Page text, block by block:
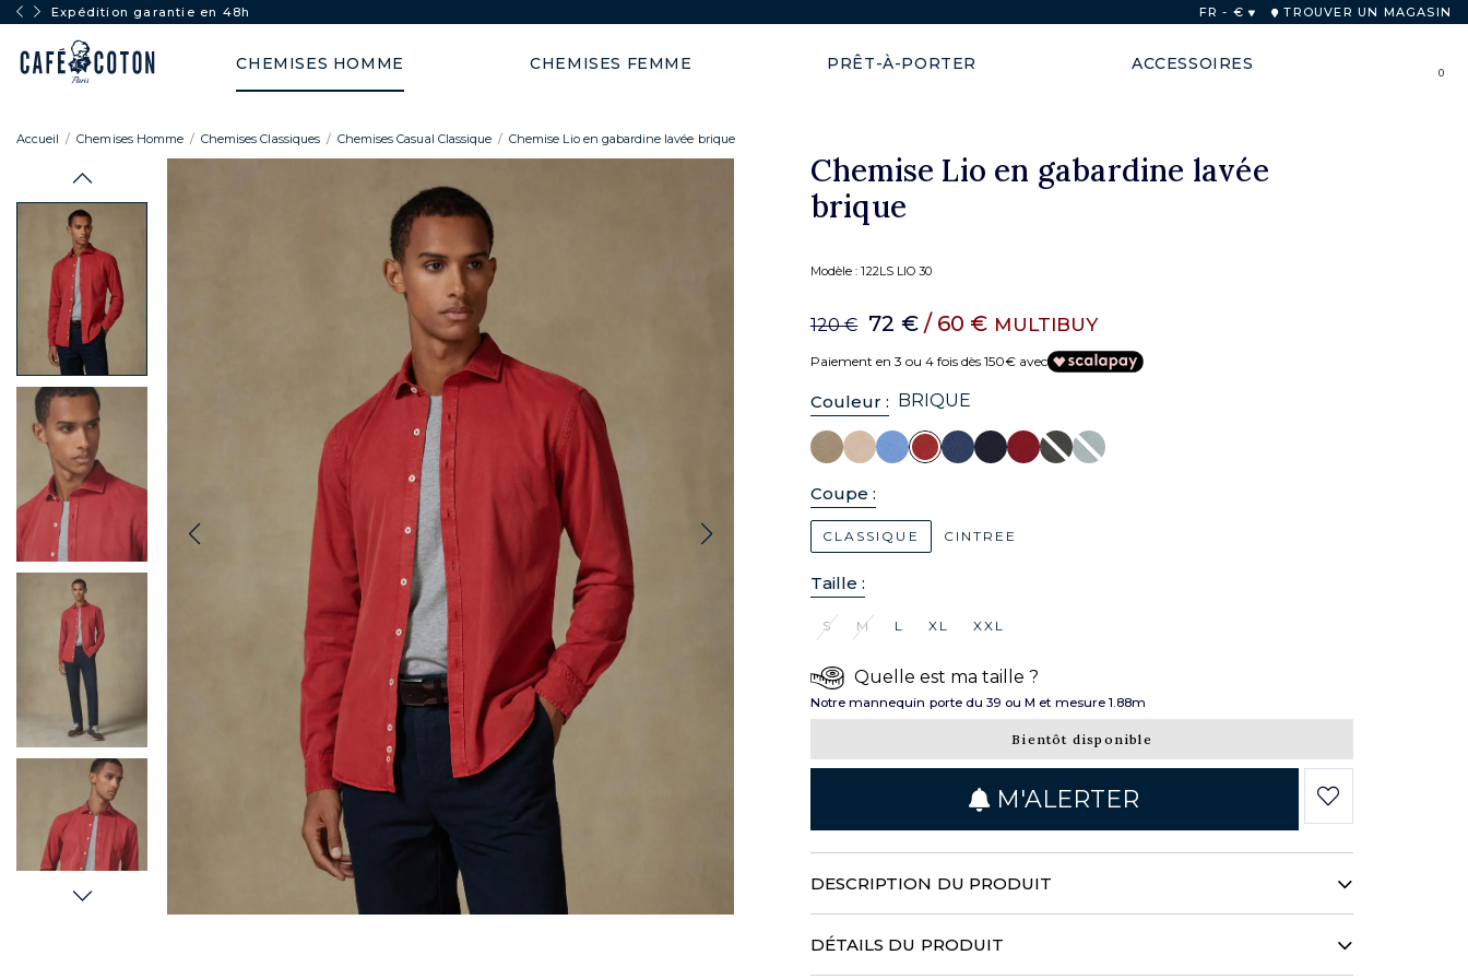
Livraison offerte dans l'UE dès 250€ d'achat FR - € TROUVER UN MAGASIN
CHEMISES HOMME CHEMISES FEMME PRÊT-À-PORTER ACCESSOIRES 0
Accueil Chemises Homme Chemises Classiques Chemises Casual Classique Chemise Lio en gabardine lavée brique
Chemise Lio en gabardine lavée
brique
Modèle :122LS LIO 30
120 € 72 €/ 60 € MULTIBUY
Paiement en 3 ou 4 fois dès 150€ avec
Couleur : BRIQUE
Coupe :
CLASSIQUE CINTREE
Taille :
S M L XL XXL
Quelle est ma taille ?
Notre mannequin porte du 39 ou M et mesure 1.88m
Bientôt disponible
M'ALERTER
DESCRIPTION DU PRODUIT
réinvente les codes de l'élégance contemporaine. Rehaussée
DÉTAILS DU PRODUIT